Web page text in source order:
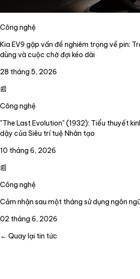
Công nghệ
Kia EV9 gặp vấn đề nghiêm trọng về pin:
dùng và cuộc chờ đợi kéo dài
28 tháng 5, 2026
📰
Công nghệ
"The Last Evolution" (1932): Tiểu thuyết
dậy của Siêu trí tuệ Nhân tạo
10 tháng 6, 2026
📰
Công nghệ
Cảm nhận sau một tháng sử dụng ngôn
02 tháng 6, 2026
← Quay lại tin tức